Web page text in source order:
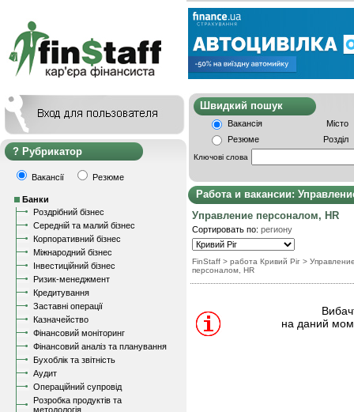
Рубрикатор
Вакансії Резюме
Банки
Роздрібний бізнес
Середній та малий бізнес
Корпоративний бізнес
Міжнародний бізнес
Інвестиційний бізнес
Ризик-менеджмент
Кредитування
Заставні операції
Казначейство
Фінансовий моніторинг
Фінансовий аналіз та планування
Бухоблік та звітність
Аудит
Операційний супровід
Розробка продуктів та
методологія
Швидкий
Вакансія
Місто
Резюме
Розділ
Ключові слова
Работа и вакансии:
Управление персоналом, HR
Сортировать по: региону
FinStaff > работа Кривий Ріг >
персоналом, HR
на даний